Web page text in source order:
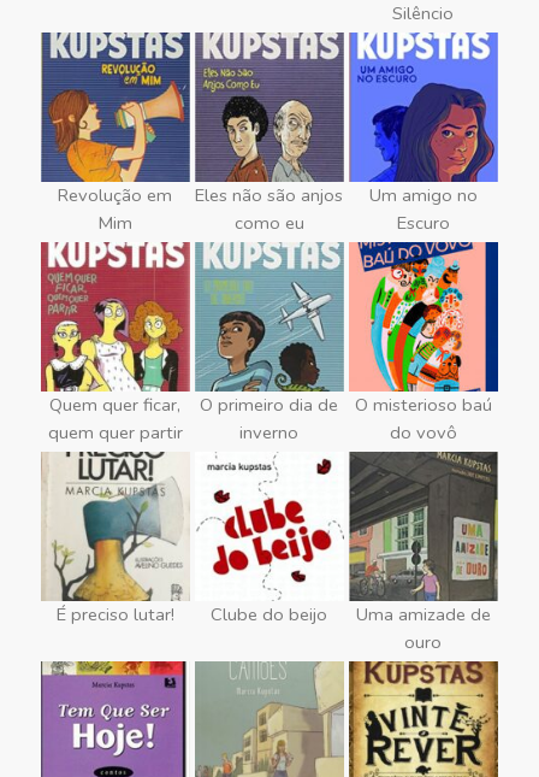
Silêncio
Revolução em
Mim
Eles não são anjos
como eu
Um amigo no
Escuro
Quem quer ficar,
quem quer partir
O primeiro dia de
inverno
O misterioso baú
do vovô
É preciso lutar! Clube do beijo
Uma amizade de
ouro